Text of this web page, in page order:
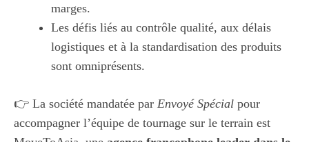
marges.
Les défis liés au contrôle qualité, aux délais
logistiques et à la standardisation des produits
sont omniprésents.
👉 La société mandatée par Envoyé Spécial pour
accompagner l’équipe de tournage sur le terrain est